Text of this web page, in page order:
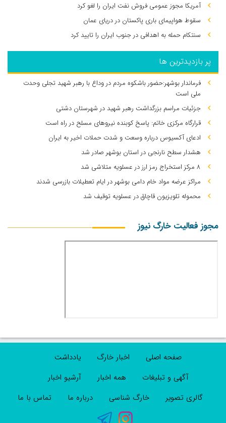
آمریکا مجوز عمومی فروش نفت ایران را لغو کرد
سقوط هواپیمای باری پاکستان در دریای عمان
سنتکام حمله به اهدافی در جنوب ایران را تایید کرد
پر بازدیدترین ها
فرماندار بوشهر:حضور باشکوه مردم در وداع با رهبر شهید تجلی وحدت
ملی است
جزئیات مراسم بزرگداشت رهبر شهید در شهرستان دشتی
قرارگاه مرکزی خاتم: پاسخ کوبنده نیروهای مسلح در راه است
ادعای آکسیوس درباره وسعت و شدت حملات اخیر به ایران
هشدار سطح نارنجی در استان بوشهر صادر شد
۸ مرکز استخراج رمز ارز در عسلویه متلاشی شد
مراکز عرضه مواد خام دامی بوشهر در ایام تعطیلات بازرسی شدند
محموله تلویزیون قاچاق در عسلویه توقیف شد
مجوز فعالیت خارگ نیوز
صفحه اصلی اخبار خارگ
یادداشت
آگهی و تبلیغات
همه اخبار
آرشیو اخبار
گالری تصویر
خارگ شناسی درباره ما تماس با ما